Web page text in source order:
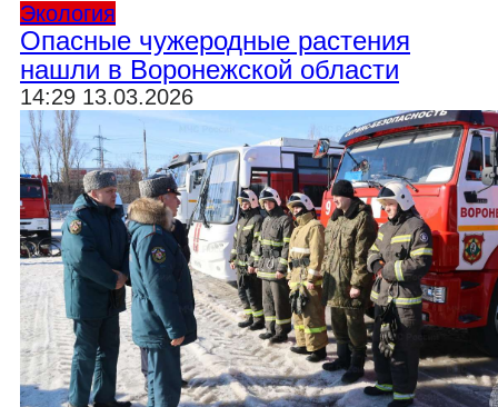
Экология
Опасные чужеродные растения
нашли в Воронежской области
14:29 13.03.2026